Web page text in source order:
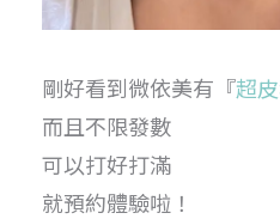
剛好看到微依美有『超
而且不限發數
可以打好打滿
就預約體驗啦！